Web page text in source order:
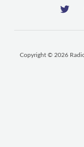
Copyright © 2026